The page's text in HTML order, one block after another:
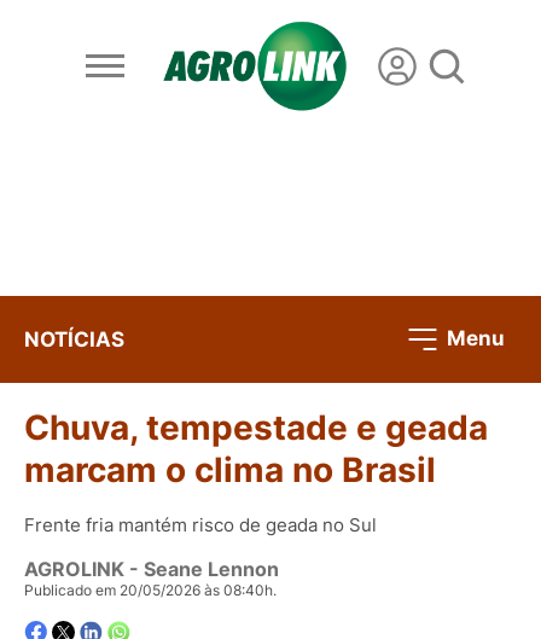
NOTÍCIAS Menu
Chuva, tempestade e geada
marcam o clima no Brasil
Frente fria mantém risco de geada no Sul
AGROLINK - Seane Lennon
Publicado em 20/05/2026 às 08:40h.